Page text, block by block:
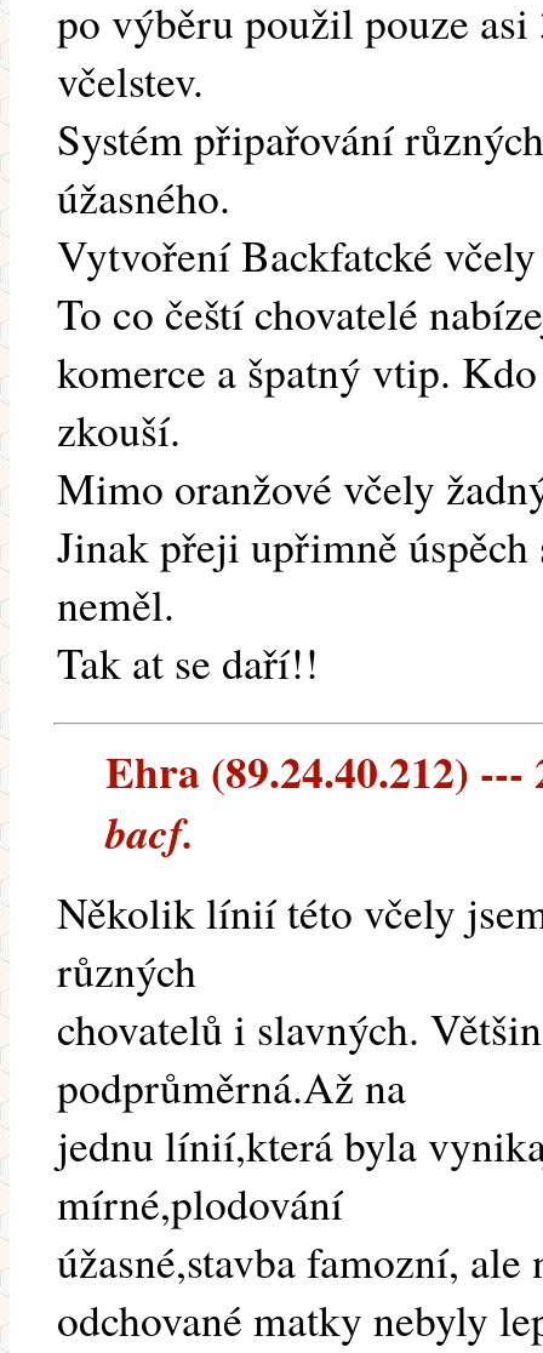
po výběru použil pouze
včelstev.
Systém připařování
úžasného.
Vytvoření Backfatcké
To co čeští chovatelé
komerce a špatný vtip.
zkouší.
Mimo oranžové včely
Jinak přeji upřimně
neměl.
Tak at se daří!!
Ehra (89.24.40.212) ---
bacf.
Několik línií této včely
různých
chovatelů i slavných.
podprůměrná.Až na
jednu línií,která byla
mírné,plodování
úžasné,stavba famozní,
odchované matky nebyly